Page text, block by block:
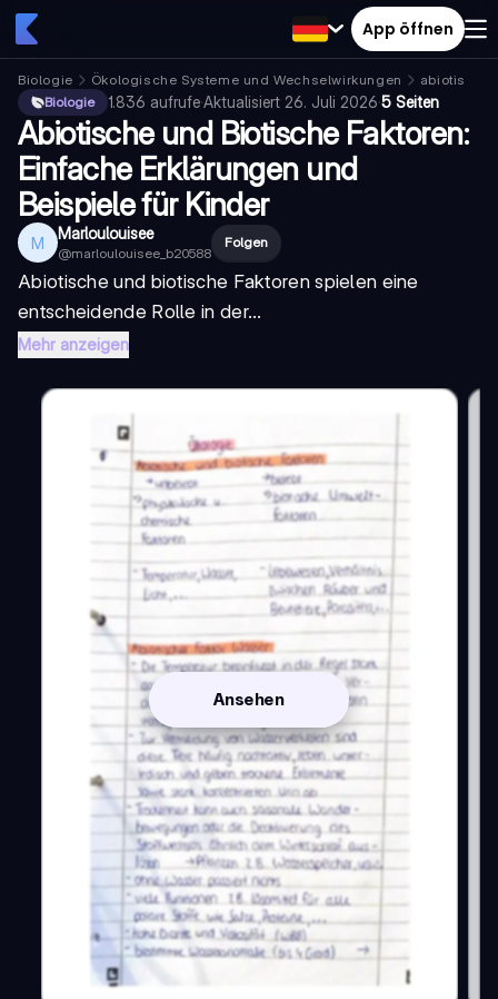
App öffnen
Biologie Ökologische Systeme und Wechselwirkungen
abiotische
Biologie
1.836 aufrufe·Aktualisiert 26. Juli 2026·5 Seiten
Abiotische und Biotische Faktoren:
Einfache Erklärungen und
Beispiele für Kinder
M Marloulouisee
@marloulouisee_b20588
Folgen
Abiotische und biotische Faktoren spielen eine
entscheidende Rolle in der...
Mehr anzeigen
Ansehen